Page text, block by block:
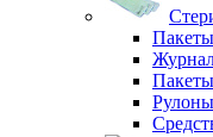
Рулоны